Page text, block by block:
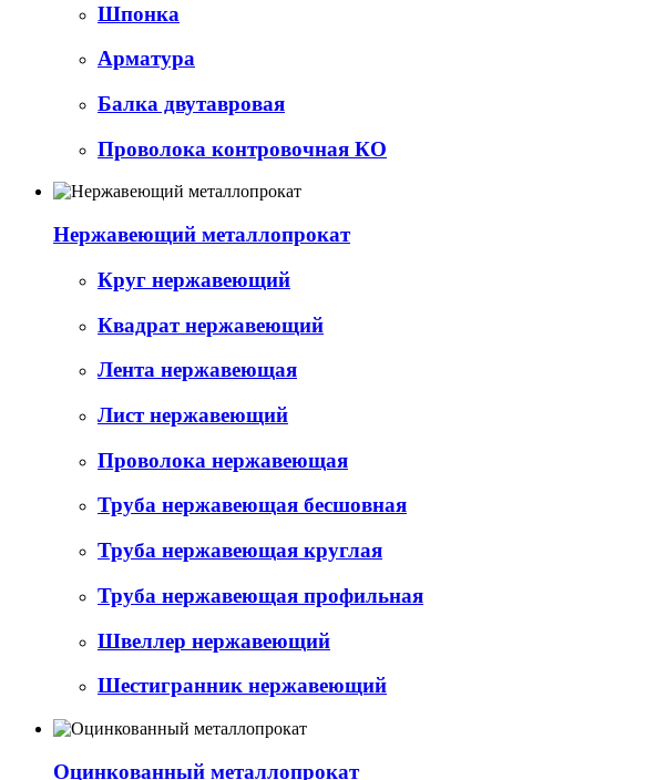
Шпонка
Арматура
Балка двутавровая
Проволока контровочная КО
Нержавеющий металлопрокат
Круг нержавеющий
Квадрат нержавеющий
Лента нержавеющая
Лист нержавеющий
Проволока нержавеющая
Труба нержавеющая бесшовная
Труба нержавеющая круглая
Труба нержавеющая профильная
Швеллер нержавеющий
Шестигранник нержавеющий
Оцинкованный металлопрокат